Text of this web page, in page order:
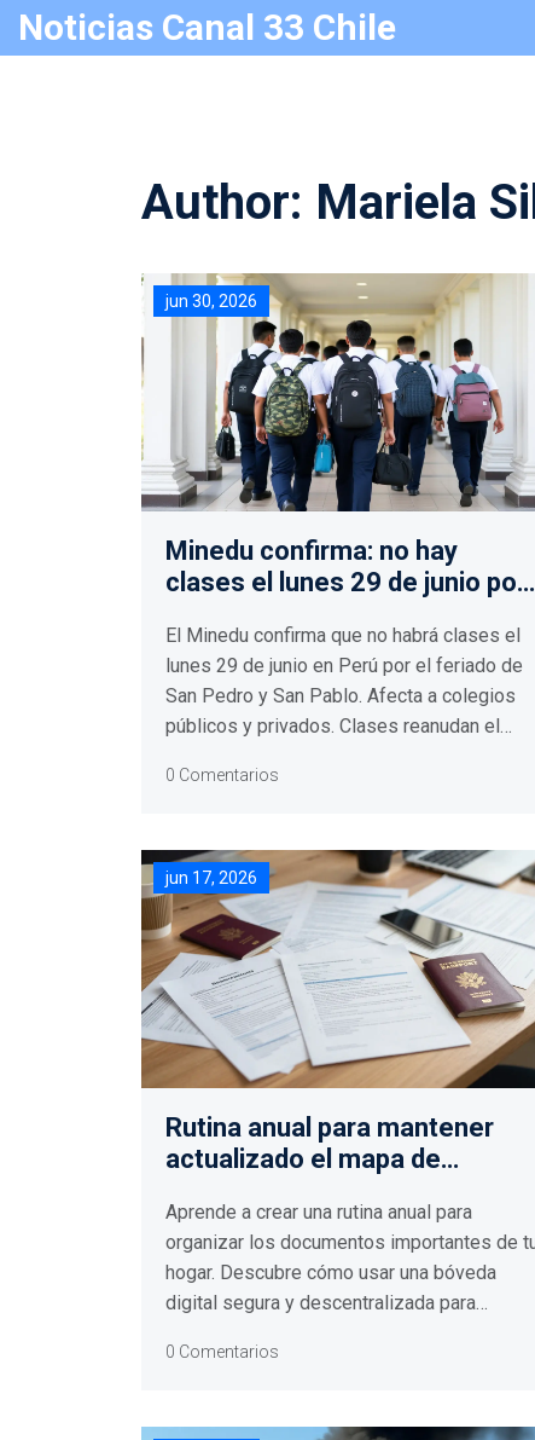
Noticias Canal 33 Chile
Author: Mariela
jun 30, 2026
Minedu confirma: no hay
clases el lunes 29 de junio por
El Minedu confirma que no habrá clases el
lunes 29 de junio en Perú por el feriado de
San Pedro y San Pablo. Afecta a colegios
públicos y privados. Clases reanudan el
0 Comentarios
jun 17, 2026
Rutina anual para mantener
actualizado el mapa de
Aprende a crear una rutina anual para
organizar los documentos importantes de
hogar. Descubre cómo usar una bóveda
digital segura y descentralizada para
forma controlada.
0 Comentarios